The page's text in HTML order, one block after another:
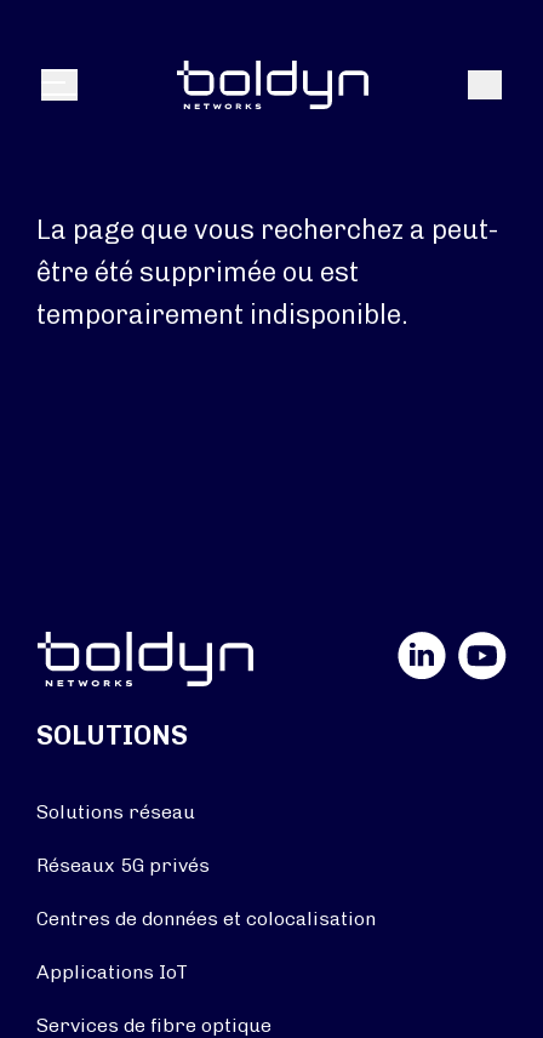
Menu
La page que vous recherchez a peut-
être été supprimée ou est
temporairement indisponible.
YouTube
SOLUTIONS
Solutions réseau
Réseaux 5G privés
Centres de données et colocalisation
Applications IoT
Services de fibre optique